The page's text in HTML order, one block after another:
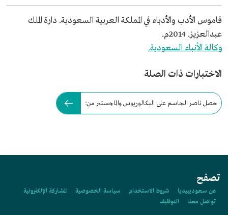
قاموس الأدب والأدباء في المملكة العربية السعودية. دارة الملك
عبدالعزيز. 2014م.
وكالة الأنباء السعودية.
الاختبارات ذات الصلة
حصل ناصر الجاسم على البكالوريوس والماجستير من:
تصفح
عن سعوديبيديا شروط الاستخدام سياسة الخصوصية
المشاركة الإلكترونية
تواصل معنا
التوظيف